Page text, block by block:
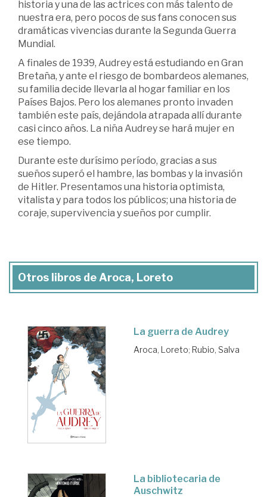
historia y una de las actrices con más talento de
nuestra era, pero pocos de sus fans conocen sus
dramáticas vivencias durante la Segunda Guerra
Mundial.
A finales de 1939, Audrey está estudiando en Gran
Bretaña, y ante el riesgo de bombardeos alemanes,
su familia decide llevarla al hogar familiar en los
Países Bajos. Pero los alemanes pronto invaden
también este país, dejándola atrapada allí durante
casi cinco años. La niña Audrey se hará mujer en
ese tiempo.
Durante este durísimo período, gracias a sus
sueños superó el hambre, las bombas y la invasión
de Hitler. Presentamos una historia optimista,
vitalista y para todos los públicos; una historia de
coraje, supervivencia y sueños por cumplir.
Otros libros de Aroca, Loreto
La guerra de Audrey
Aroca, Loreto; Rubio, Salva
La bibliotecaria de
Auschwitz